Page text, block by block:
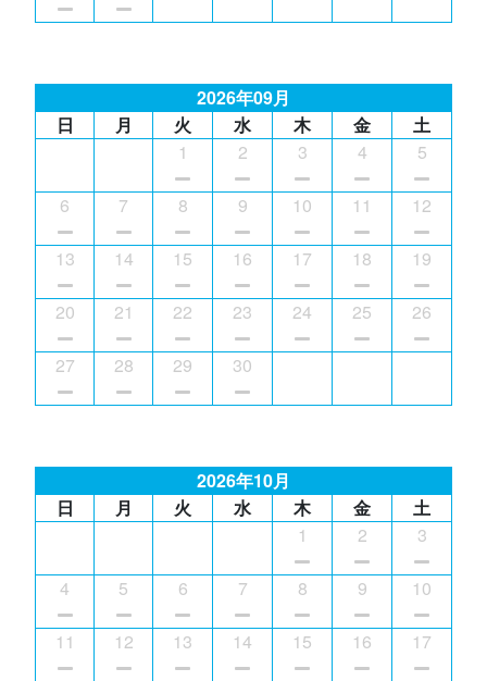
2026年09月
日
月 火 水 木 金
土
1
2 3 4 5
6 7 8 9 10 11 12
13 14 15 16 17 18 19
20 21 22 23 24 25 26
27 28 29 30
2026年10月
日
月 火 水 木 金
土
1
2 3
4 5 6 7 8 9 10
11 12 13 14 15 16 17